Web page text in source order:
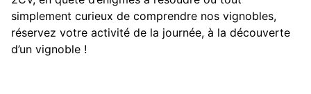
simplement curieux de comprendre nos vignobles,
réservez votre activité de la journée, à la découverte
d’un vignoble !